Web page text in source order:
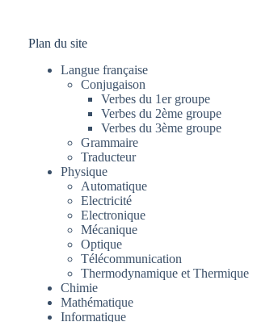
Plan du site
Langue française
Conjugaison
Verbes du 1er groupe
Verbes du 2ème groupe
Verbes du 3ème groupe
Grammaire
Traducteur
Physique
Automatique
Electricité
Electronique
Mécanique
Optique
Télécommunication
Thermodynamique et Thermique
Chimie
Mathématique
Informatique